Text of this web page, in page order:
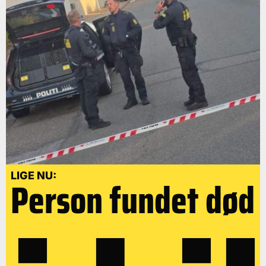
LIGE NU:
Person fundet død